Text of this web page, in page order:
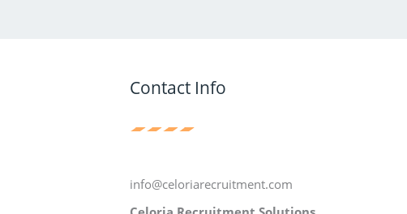
Contact Info
info@celoriarecruitment.com